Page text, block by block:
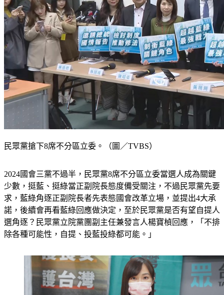
2024國會三黨不過半，民眾黨8席不分區立委當選人成為關鍵
少數，挺藍、挺綠當正副院長態度備受關注，不過民眾黨先要
求，藍綠角逐正副院長者先表態國會改革立場，並提出4大承
諾，後續會再看藍綠回應做決定，至於民眾黨是否有望自提人
選角逐？民眾黨立院黨團副主任兼發言人楊寶楨回應，「不排